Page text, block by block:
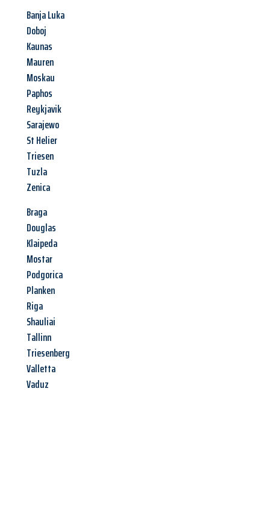
Banja Luka
Doboj
Kaunas
Mauren
Moskau
Paphos
Reykjavik
Sarajewo
St Helier
Triesen
Tuzla
Zenica
Braga
Douglas
Klaipeda
Mostar
Podgorica
Planken
Riga
Shauliai
Tallinn
Triesenberg
Valletta
Vaduz